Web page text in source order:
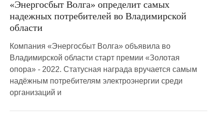
«Энергосбыт Волга» определит самых
надежных потребителей во Владимирской
области
Компания «Энергосбыт Волга» объявила во
Владимирской области старт премии «Золотая
опора» - 2022. Статусная награда вручается самым
надёжным потребителям электроэнергии среди
организаций и